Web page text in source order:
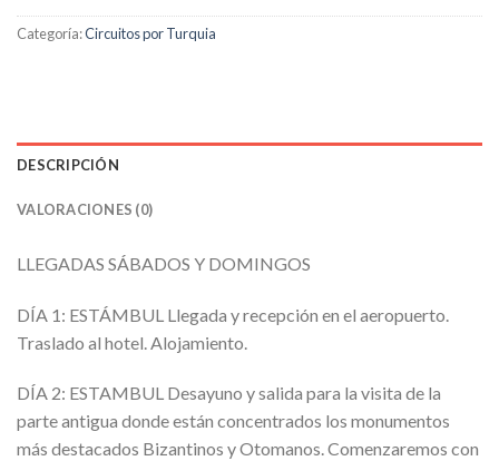
Categoría:Circuitos por Turquia
DESCRIPCIÓN
VALORACIONES (0)
LLEGADAS SÁBADOS Y DOMINGOS
DÍA 1: ESTÁMBUL Llegada y recepción en el aeropuerto.
Traslado al hotel. Alojamiento.
DÍA 2: ESTAMBUL Desayuno y salida para la visita de la
parte antigua donde están concentrados los monumentos
más destacados Bizantinos y Otomanos. Comenzaremos con